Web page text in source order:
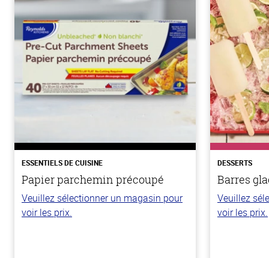
ESSENTIELS DE CUISINE
Papier parchemin précoupé
Veuillez sélectionner un magasin pour
voir les prix.
DESSERTS
Barres
Veuillez
voir les prix.